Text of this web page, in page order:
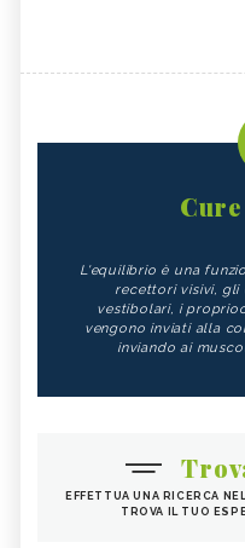
L'equilibrio è una
recettori visivi,
vestibolari, i
vengono inviati alla
inviando ai
EFFETTUA UNA RICERCA
TROVA IL TUO